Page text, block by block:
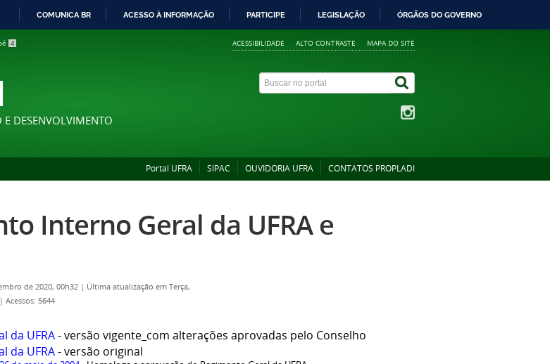
COMUNICA BR ACESSO À INFORMAÇÃO PARTICIPE LEGISLAÇÃO ÓRGÃOS DO GOVERNO
4 ACESSIBILIDADE ALTO CONTRASTE MAPA DO SITE
E DESENVOLVIMENTO
Portal UFRA SIPAC OUVIDORIA UFRA CONTATOS PROPLADI
Interno Geral da UFRA e
de 2020, 00h32 | Última atualização em Terça,
| Acessos: 5644
da UFRA- versão vigente_com alterações aprovadas pelo Conselho
da UFRA- versão original